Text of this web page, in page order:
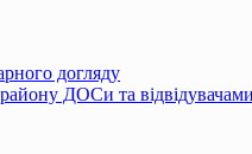
догляду
ДОСи та